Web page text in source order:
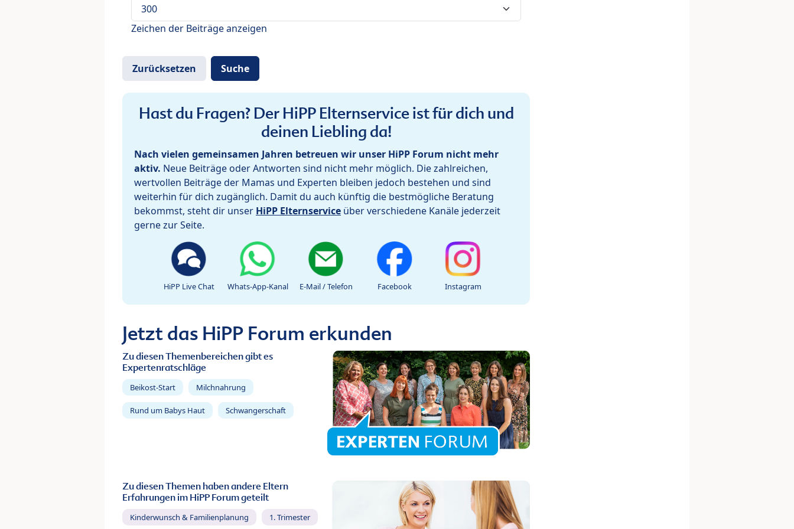
Zeichen der Beiträge anzeigen
Hast du Fragen? Der HiPP Elternservice ist für dich und
deinen Liebling da!
Nach vielen gemeinsamen Jahren betreuen wir unser HiPP Forum nicht mehr
aktiv. Neue Beiträge oder Antworten sind nicht mehr möglich. Die zahlreichen,
wertvollen Beiträge der Mamas und Experten bleiben jedoch bestehen und sind
weiterhin für dich zugänglich. Damit du auch künftig die bestmögliche Beratung
bekommst, steht dir unser HiPP Elternservice über verschiedene Kanäle jederzeit
gerne zur Seite.
HiPP Live Chat Whats-App-Kanal E-Mail / Telefon Facebook Instagram
Jetzt das HiPP Forum erkunden
Zu diesen Themenbereichen gibt es
Expertenratschläge
Beikost-Start Milchnahrung
Rund um Babys Haut Schwangerschaft
Zu diesen Themen haben andere Eltern
Erfahrungen im HiPP Forum geteilt
Kinderwunsch & Familienplanung 1. Trimester